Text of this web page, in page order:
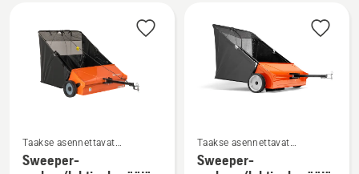
Katso
lisätietoja
Taakse asennettavat
lisälaitteet
Sweeper-
Katso
lisätietoja
Taakse asennettavat
lisälaitteet
Sweeper-